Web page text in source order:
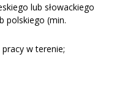
lub słowackiego
polskiego (min.
w terenie;